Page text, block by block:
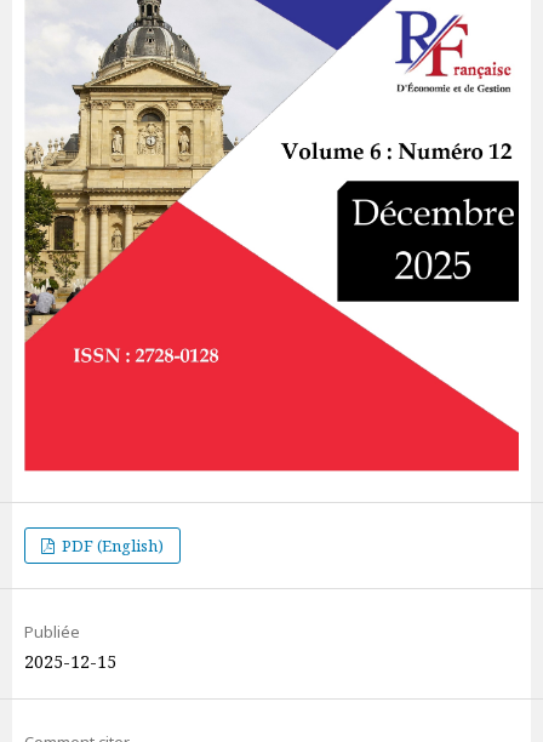
PDF (English)
Publiée
2025-12-15